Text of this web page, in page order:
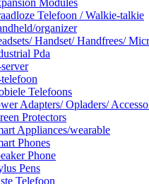
Telefoon / Walkie-talkie
organizer
Handset/ Handfrees/
Pda
Telefoons
Adapters/ Opladers/
Protectors
Appliances/wearable
Phones
Phone
Pens
Telefoon